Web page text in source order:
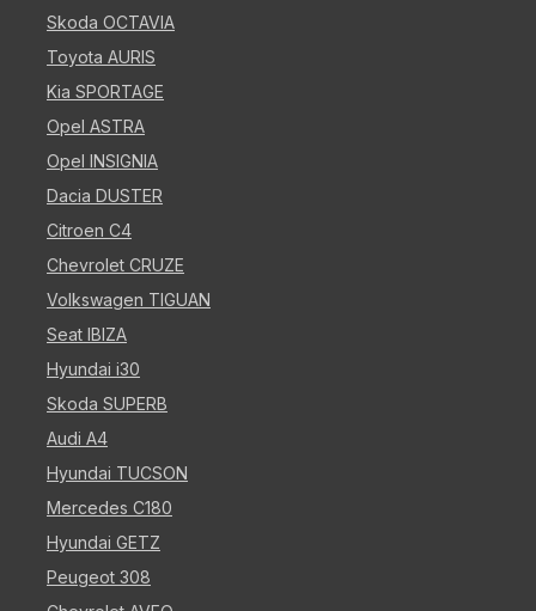
Skoda OCTAVIA
Toyota AURIS
Kia SPORTAGE
Opel ASTRA
Opel INSIGNIA
Dacia DUSTER
Citroen C4
Chevrolet CRUZE
Volkswagen TIGUAN
Seat IBIZA
Hyundai i30
Skoda SUPERB
Audi A4
Hyundai TUCSON
Mercedes C180
Hyundai GETZ
Peugeot 308